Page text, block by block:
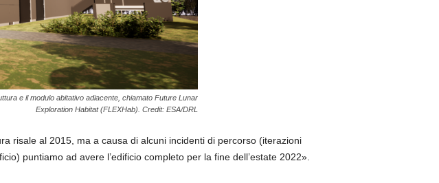
e il modulo abitativo adiacente, chiamato Future Lunar
Exploration Habitat (FLEXHab). Credit: ESA/DRL
risale al 2015, ma a causa di alcuni incidenti di percorso (iterazioni
puntiamo ad avere l’edificio completo per la fine dell’estate 2022».